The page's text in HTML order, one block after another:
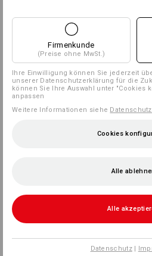
Firmenkunde
(Preise ohne MwSt.)
Ihre Einwilligung können Sie jederzeit
unserer Datenschutzerklärung für die
können Sie Ihre Auswahl unter "Cookies
anpassen
Weitere Informationen siehe
Cookies
Alle
Alle
Datenschutz|